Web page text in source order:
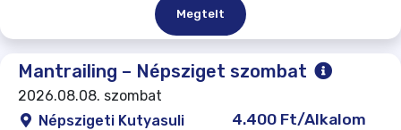
Megtelt
Mantrailing – Népsziget szombat
2026.08.08. szombat
Népszigeti Kutyasuli
4.400 Ft/Alkalom